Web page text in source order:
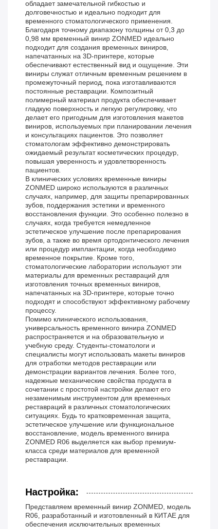
обладает замечательной гибкостью и
долговечностью и идеально подходит для
временного стоматологического применения.
Благодаря точному диапазону толщины от 0,3 до
0,98 мм временный винир ZONMED идеально
подходит для создания временных виниров,
напечатанных на 3D-принтере, которые
обеспечивают естественный вид и ощущение. Эти
виниры служат отличным временным решением в
промежуточный период, пока изготавливаются
постоянные реставрации. Композитный
полимерный материал продукта обеспечивает
гладкую поверхность и легкую регулировку, что
делает его пригодным для изготовления макетов
виниров, используемых при планировании лечения
и консультациях пациентов. Это позволяет
стоматологам эффективно демонстрировать
ожидаемый результат косметических процедур,
повышая уверенность и удовлетворенность
пациентов.
В клинических условиях временные виниры
ZONMED широко используются в различных
случаях, например, для защиты препарированных
зубов, поддержания эстетики и временного
восстановления функции. Это особенно полезно в
случаях, когда требуется немедленное
эстетическое улучшение после препарирования
зубов, а также во время ортодонтического лечения
или процедур имплантации, когда необходимо
временное покрытие. Кроме того,
стоматологические лаборатории используют эти
материалы для временных реставраций для
изготовления точных временных виниров,
напечатанных на 3D-принтере, которые точно
подходят и способствуют эффективному рабочему
процессу.
Помимо клинического использования,
универсальность временного винира ZONMED
распространяется и на образовательную и
учебную среду. Студенты-стоматологи и
специалисты могут использовать макеты виниров
для отработки методов реставрации или
демонстрации вариантов лечения. Более того,
надежные механические свойства продукта в
сочетании с простотой настройки делают его
незаменимым инструментом для временных
реставраций в различных стоматологических
ситуациях. Будь то кратковременная защита,
эстетическое улучшение или функциональное
восстановление, модель временного винира
ZONMED R06 выделяется как выбор премиум-
класса среди материалов для временной
реставрации.
Настройка:
Представляем временный винир ZONMED, модель
R06, разработанный и изготовленный в КИТАЕ для
обеспечения исключительных временных